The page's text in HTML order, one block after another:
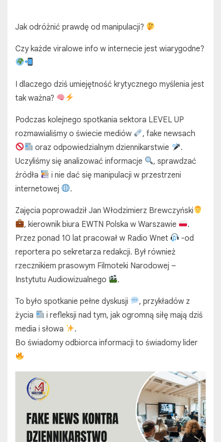
Jak odróżnić prawdę od manipulacji?
Czy każde viralowe info w internecie jest wiarygodne?
I dlaczego dziś umiejętność krytycznego myślenia jest
tak ważna?
Podczas kolejnego spotkania sektora LEVEL UP
rozmawialiśmy o świecie mediów
, fake newsach
oraz odpowiedzialnym dziennikarstwie
.
Uczyliśmy się analizować informacje
, sprawdzać
źródła
i nie dać się manipulacji w przestrzeni
internetowej
.
Zajęcia poprowadził Jan Włodzimierz Brewczyński
, kierownik biura EWTN Polska w Warszawie
.
Przez ponad 10 lat pracował w Radio Wnet
-od
reportera po sekretarza redakcji. Był również
rzecznikiem prasowym Filmoteki Narodowej –
Instytutu Audiowizualnego
.
To było spotkanie pełne dyskusji
, przykładów z
życia
i refleksji nad tym, jak ogromną siłę mają dziś
media i słowa
.
Bo świadomy odbiorca informacji to świadomy lider